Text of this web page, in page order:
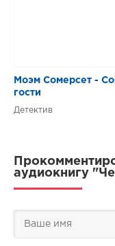
Моэм Сомерсет -
гости
Детектив
аудиокнигу